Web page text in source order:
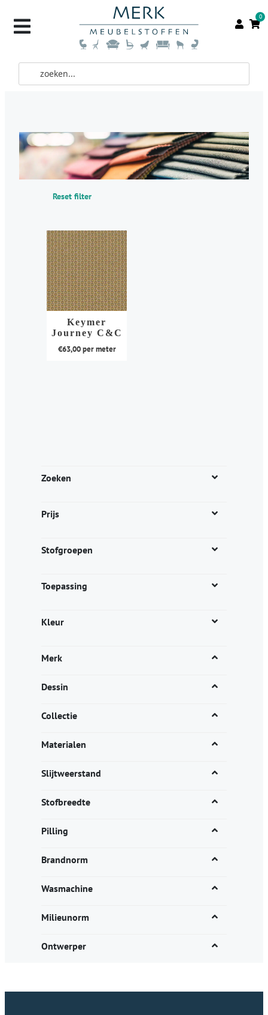
0
Zoeken
Prijs
Stofgroepen
Toepassing
Kleur
Merk
Dessin
Collectie
Materialen
Slijtweerstand
Stofbreedte
Pilling
Brandnorm
Wasmachine
Milieunorm
Ontwerper
Reset filter
Keymer
Journey C&C
€63,00per meter
kan
op
productpagina